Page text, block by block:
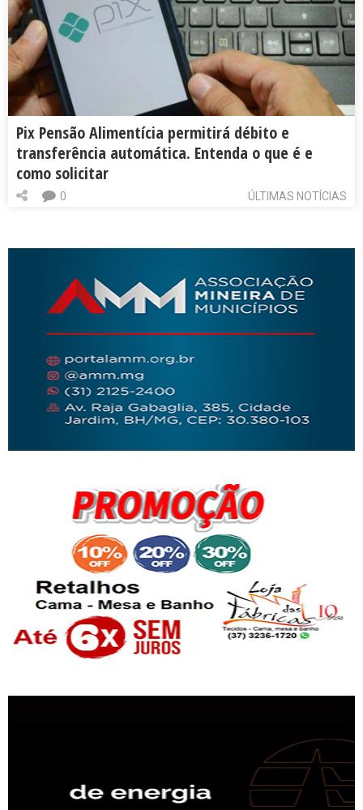
Pix Pensão Alimentícia permitirá débito e
transferência automática. Entenda o que é e
como solicitar
ÚLTIMAS NOTÍCIAS
0